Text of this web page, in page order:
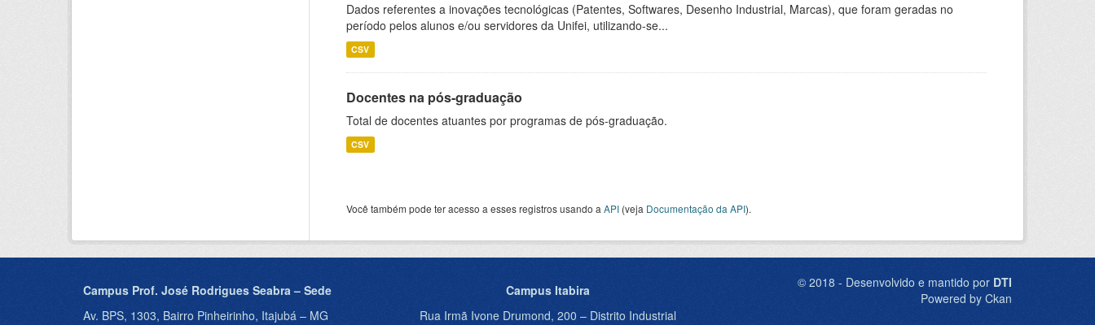
Dados referentes a inovações tecnológicas (Patentes, Softwares, Desenho Industrial, Marcas), que foram geradas no
período pelos alunos e/ou servidores da Unifei, utilizando-se...
CSV
Docentes na pós-graduação
Total de docentes atuantes por programas de pós-graduação.
CSV
Você também pode ter acesso a esses registros usando a API (veja Documentação da API).
Campus Prof. José Rodrigues Seabra – Sede
Av. BPS, 1303, Bairro Pinheirinho, Itajubá – MG
Campus Itabira
Rua Irmã Ivone Drumond, 200 – Distrito Industrial
© 2018 - Desenvolvido e mantido por DTI
Powered by Ckan